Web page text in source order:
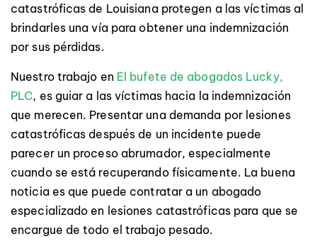
catastróficas de Louisiana protegen a las víctimas al
brindarles una vía para obtener una indemnización
por sus pérdidas.
Nuestro trabajo en El bufete de abogados Lucky,
PLC, es guiar a las víctimas hacia la indemnización
que merecen. Presentar una demanda por lesiones
catastróficas después de un incidente puede
parecer un proceso abrumador, especialmente
cuando se está recuperando físicamente. La buena
noticia es que puede contratar a un abogado
especializado en lesiones catastróficas para que se
encargue de todo el trabajo pesado.